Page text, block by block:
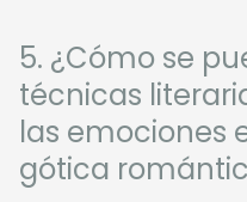
5. ¿Cómo se
técnicas
las emociones
gótica